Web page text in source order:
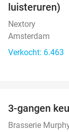
luisteruren)
Nextory
Amsterdam
Verkocht: 6.463
3-gangen
Brasserie